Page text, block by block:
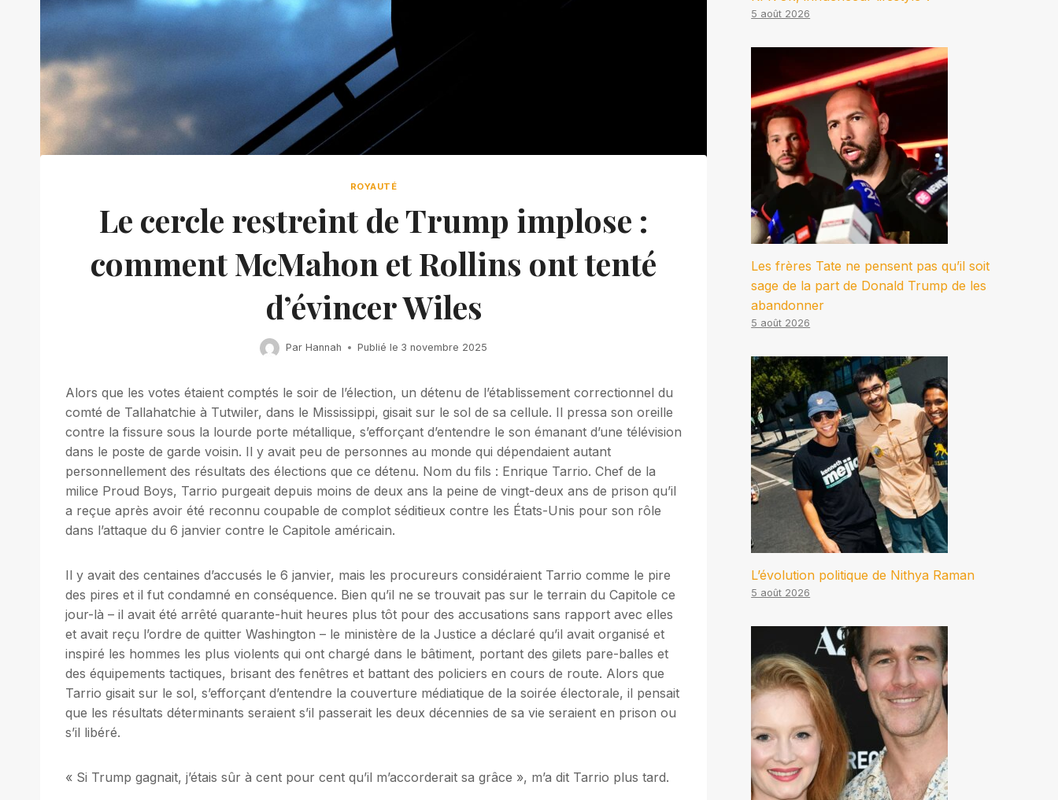
ROYAUTÉ
Le cercle restreint de Trump implose :
comment McMahon et Rollins ont tenté
d’évincer Wiles
Par Hannah Publié le 3 novembre 2025
Alors que les votes étaient comptés le soir de l’élection, un détenu de l’établissement correctionnel du
comté de Tallahatchie à Tutwiler, dans le Mississippi, gisait sur le sol de sa cellule. Il pressa son oreille
contre la fissure sous la lourde porte métallique, s’efforçant d’entendre le son émanant d’une télévision
dans le poste de garde voisin. Il y avait peu de personnes au monde qui dépendaient autant
personnellement des résultats des élections que ce détenu. Nom du fils : Enrique Tarrio. Chef de la
milice Proud Boys, Tarrio purgeait depuis moins de deux ans la peine de vingt-deux ans de prison qu’il
a reçue après avoir été reconnu coupable de complot séditieux contre les États-Unis pour son rôle
dans l’attaque du 6 janvier contre le Capitole américain.
Il y avait des centaines d’accusés le 6 janvier, mais les procureurs considéraient Tarrio comme le pire
des pires et il fut condamné en conséquence. Bien qu’il ne se trouvait pas sur le terrain du Capitole ce
jour-là – il avait été arrêté quarante-huit heures plus tôt pour des accusations sans rapport avec elles
et avait reçu l’ordre de quitter Washington – le ministère de la Justice a déclaré qu’il avait organisé et
inspiré les hommes les plus violents qui ont chargé dans le bâtiment, portant des gilets pare-balles et
des équipements tactiques, brisant des fenêtres et battant des policiers en cours de route. Alors que
Tarrio gisait sur le sol, s’efforçant d’entendre la couverture médiatique de la soirée électorale, il pensait
que les résultats déterminants seraient s’il passerait les deux décennies de sa vie seraient en prison ou
s’il libéré.
« Si Trump gagnait, j’étais sûr à cent pour cent qu’il m’accorderait sa grâce », m’a dit Tarrio plus tard.
5 août 2026
Les frères Tate ne pensent pas qu’il soit
sage de la part de Donald Trump de les
abandonner
5 août 2026
L’évolution politique de Nithya Raman
5 août 2026